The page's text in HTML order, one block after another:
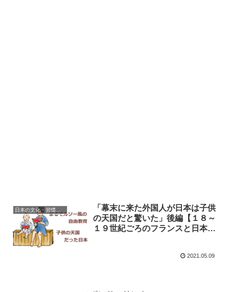
日本の文化・習慣を知る
「幕末に来た外国人が日本は子供
の天国だと驚いた」後編【１８～
１９世紀ごろのフランスと日本の
2021.05.09